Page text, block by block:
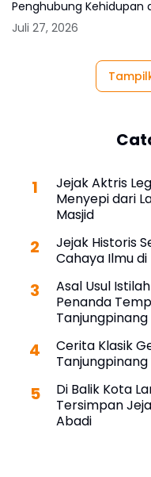
Penghubung Kehidupan
Juli 27, 2026
Jejak Aktris
Menyepi dari
Masjid
Jejak Historis
Cahaya Ilmu
Asal Usul
Penanda
Tanjungpinang
Cerita Klasik
Di Balik Kota
Tersimpan
Abadi